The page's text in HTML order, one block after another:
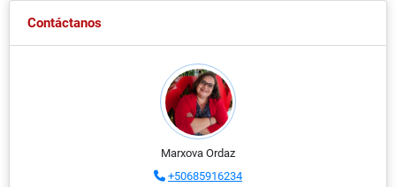
Contáctanos
Marxova Ordaz
+50685916234